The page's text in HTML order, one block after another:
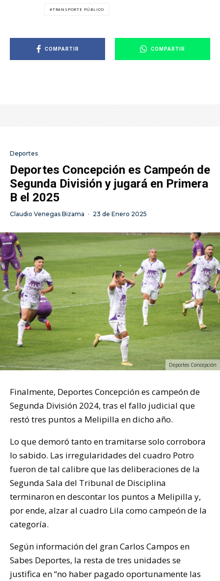
TRANSPORTE PÚBLICO
COMPARTIR COMPARTIR
Deportes
Deportes Concepción es Campeón de
Segunda División y jugará en Primera
B el 2025
Claudio Venegas Bizama · 23 de Enero 2025
Deportes Concepción
Finalmente, Deportes Concepción es campeón de
Segunda División 2024, tras el fallo judicial que
restó tres puntos a Melipilla en dicho año.
Lo que demoró tanto en tramitarse solo corrobora
lo sabido. Las irregularidades del cuadro Potro
fueron de tal calibre que las deliberaciones de la
Segunda Sala del Tribunal de Disciplina
terminaron en descontar los puntos a Melipilla y,
por ende, alzar al cuadro Lila como campeón de la
categoría.
Según información del gran Carlos Campos en
Sabes Deportes, la resta de tres unidades se
justifica en “no haber pagado oportunamente las